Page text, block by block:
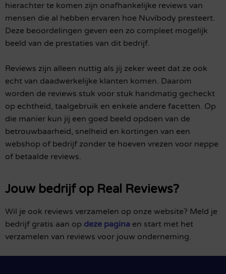
hierachter te komen zijn onafhankelijke reviews van
mensen die al hebben ervaren hoe Nuvibody presteert.
Deze beoordelingen geven een zo compleet mogelijk
beeld van de prestaties van dit bedrijf.
Reviews zijn alleen nuttig als jij zeker weet dat ze ook
echt van daadwerkelijke klanten komen. Daarom
worden de reviews stuk voor stuk handmatig gecheckt
op echtheid, taalgebruik en enkele andere facetten. Op
die manier kun jij een goed beeld opdoen van de
betrouwbaarheid, snelheid en kortingen van een
webshop of bedrijf zonder te hoeven vrezen voor neppe
of betaalde reviews.
Jouw bedrijf op Real Reviews?
Wil je ook reviews verzamelen op onze website? Meld je
bedrijf gratis aan op deze pagina en start met het
verzamelen van reviews voor jouw onderneming.